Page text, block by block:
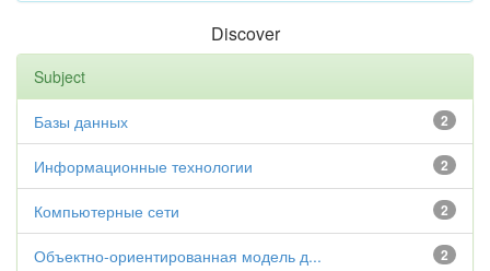
Discover
Subject
2
Базы данных
2
Информационные технологии
2
Компьютерные сети
2
Объектно-ориентированная модель д...